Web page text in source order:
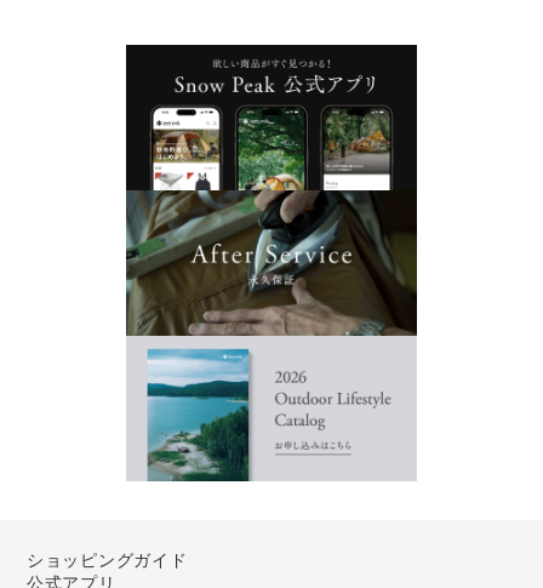
ショッピングガイド
公式アプリ